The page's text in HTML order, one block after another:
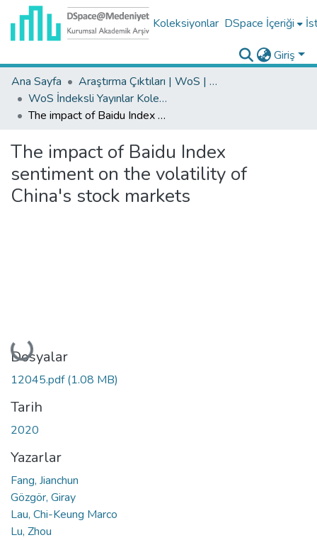
Koleksiyonlar DSpace İçeriği
Giriş
Ana Sayfa
Araştırma Çıktıları | WoS | Scopus | TR-Dizin | PubMed
WoS İndeksli Yayınlar Koleksiyonu
The impact of Baidu Index sentiment on the volatility of China's stock markets
The impact of Baidu Index
sentiment on the volatility of
China's stock markets
Yükleniyor...
Dosyalar
12045.pdf(1.08 MB)
Tarih
2020
Yazarlar
Fang, Jianchun
Gözgör, Giray
Lau, Chi-Keung Marco
Lu, Zhou